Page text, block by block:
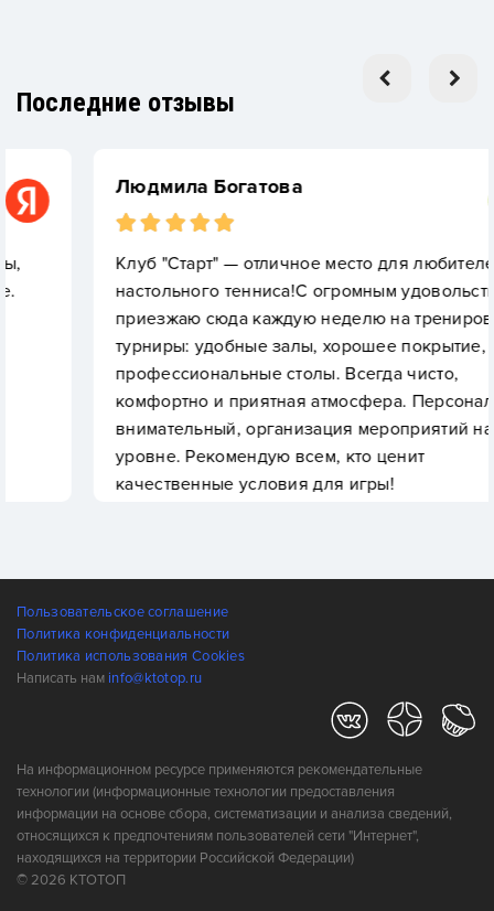
Последние отзывы
Людмила Богатова
Клуб "Старт" — отличное место для любителей
настольного тенниса!С огромным удовольствием
приезжаю сюда каждую неделю на тренировки и
турниры: удобные залы, хорошее покрытие,
профессиональные столы. Всегда чисто,
комфортно и приятная атмосфера. Персонал
внимательный, организация мероприятий на
уровне. Рекомендую всем, кто ценит
качественные условия для игры!
Пользовательское соглашение
Политика конфиденциальности
Политика использования Cookies
Написать нам info@ktotop.ru
На информационном ресурсе применяются рекомендательные
технологии (информационные технологии предоставления
информации на основе сбора, систематизации и анализа сведений,
относящихся к предпочтениям пользователей сети "Интернет",
находящихся на территории Российской Федерации)
© 2026 КТОТОП